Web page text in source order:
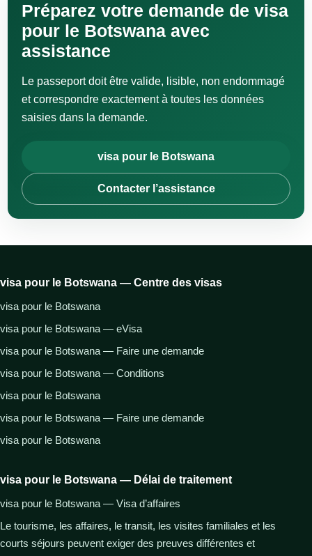
Préparez votre demande de visa
pour le Botswana avec
assistance
Le passeport doit être valide, lisible, non endommagé
et correspondre exactement à toutes les données
saisies dans la demande.
visa pour le Botswana
Contacter l’assistance
visa pour le Botswana — Centre des visas
visa pour le Botswana
visa pour le Botswana — eVisa
visa pour le Botswana — Faire une demande
visa pour le Botswana — Conditions
visa pour le Botswana
visa pour le Botswana — Faire une demande
visa pour le Botswana
visa pour le Botswana — Délai de traitement
visa pour le Botswana — Visa d’affaires
Le tourisme, les affaires, le transit, les visites familiales et les
courts séjours peuvent exiger des preuves différentes et